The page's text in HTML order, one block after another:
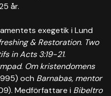
år.
exegetik i Lund
& Restoration. Two
in Acts 3:19-21.
. Om kristendomens
och Barnabas, mentor
Medförfattare i Bibeltro